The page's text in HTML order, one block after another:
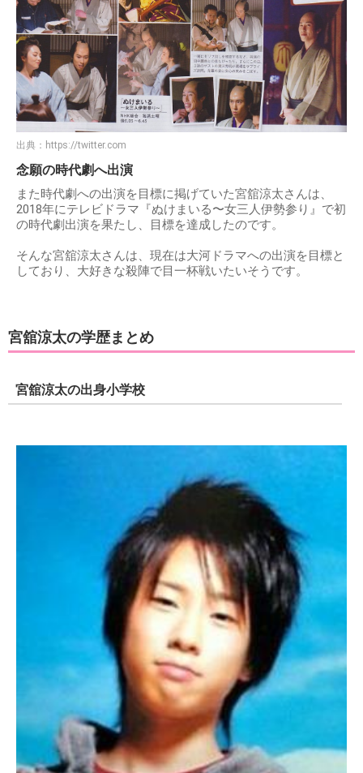
出典： https://twitter.com
念願の時代劇へ出演
また時代劇への出演を目標に掲げていた宮舘涼太さんは、
2018年にテレビドラマ『ぬけまいる〜女三人伊勢参り』で初
の時代劇出演を果たし、目標を達成したのです。
そんな宮舘涼太さんは、現在は大河ドラマへの出演を目標と
しており、大好きな殺陣で目一杯戦いたいそうです。
宮舘涼太の学歴まとめ
宮舘涼太の出身小学校